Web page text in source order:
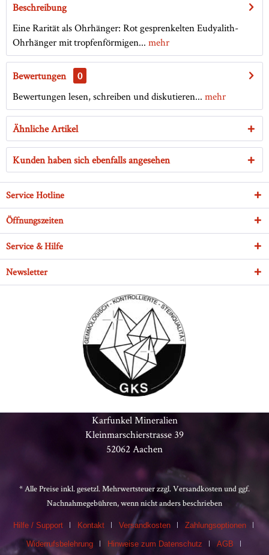
Beschreibung
Eine Rarität als Ohrhänger: Rot gesprenkelten Eudyalith-
Ohrhänger mit tropfenförmigen... mehr
Bewertungen
0
Bewertungen lesen, schreiben und diskutieren... mehr
Ähnliche Artikel
Kunden haben sich ebenfalls angesehen
Service Hotline
Öffnungszeiten
Service & Hilfe
Newsletter
Karfunkel Mineralien
Kleinmarschierstrasse 39
52062 Aachen
* Alle Preise inkl. gesetzl. Mehrwertsteuer zzgl.Versandkostenund ggf.
Nachnahmegebühren, wenn nicht anders beschrieben
Hilfe / Support Kontakt Versandkosten Zahlungsoptionen
Widerrufsbelehrung Hinweise zum Datenschutz AGB